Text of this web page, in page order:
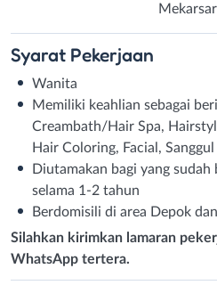
Syarat Pekerjaan
Wanita
Memiliki keahlian sebagai
Creambath/Hair Spa,
Hair Coloring, Facial,
Diutamakan bagi yang sudah
selama 1-2 tahun
Berdomisili di area Depok
Silahkan kirimkan lamaran
WhatsApp tertera.